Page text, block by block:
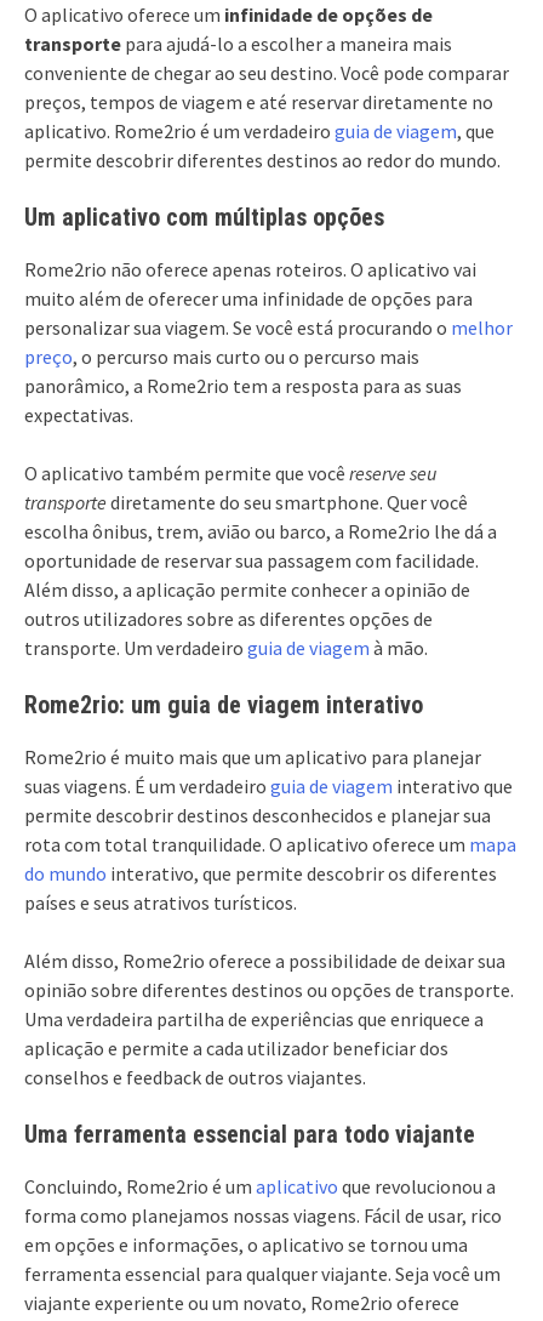
O aplicativo oferece um infinidade de opções de
transporte para ajudá-lo a escolher a maneira mais
conveniente de chegar ao seu destino. Você pode comparar
preços, tempos de viagem e até reservar diretamente no
aplicativo. Rome2rio é um verdadeiro guia de viagem, que
permite descobrir diferentes destinos ao redor do mundo.
Um aplicativo com múltiplas opções
Rome2rio não oferece apenas roteiros. O aplicativo vai
muito além de oferecer uma infinidade de opções para
personalizar sua viagem. Se você está procurando o melhor
preço, o percurso mais curto ou o percurso mais
panorâmico, a Rome2rio tem a resposta para as suas
expectativas.
O aplicativo também permite que você reserve seu
transporte diretamente do seu smartphone. Quer você
escolha ônibus, trem, avião ou barco, a Rome2rio lhe dá a
oportunidade de reservar sua passagem com facilidade.
Além disso, a aplicação permite conhecer a opinião de
outros utilizadores sobre as diferentes opções de
transporte. Um verdadeiro guia de viagem à mão.
Rome2rio: um guia de viagem interativo
Rome2rio é muito mais que um aplicativo para planejar
suas viagens. É um verdadeiro guia de viagem interativo que
permite descobrir destinos desconhecidos e planejar sua
rota com total tranquilidade. O aplicativo oferece um mapa
do mundo interativo, que permite descobrir os diferentes
países e seus atrativos turísticos.
Além disso, Rome2rio oferece a possibilidade de deixar sua
opinião sobre diferentes destinos ou opções de transporte.
Uma verdadeira partilha de experiências que enriquece a
aplicação e permite a cada utilizador beneficiar dos
conselhos e feedback de outros viajantes.
Uma ferramenta essencial para todo viajante
Concluindo, Rome2rio é um aplicativo que revolucionou a
forma como planejamos nossas viagens. Fácil de usar, rico
em opções e informações, o aplicativo se tornou uma
ferramenta essencial para qualquer viajante. Seja você um
viajante experiente ou um novato, Rome2rio oferece